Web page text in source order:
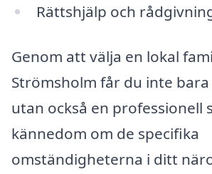
Rättshjälp och
Genom att välja en lokal
Strömsholm får du inte
utan också en professionell
kännedom om de specifika
omständigheterna i ditt